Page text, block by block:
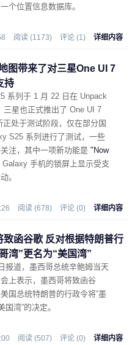
个位置信息数据库。
阅读 (1173) 评论 (1) 详细内容
图带来了对三星One UI 7
持
系列于 1 月 22 日在 Unpack
三星也正式推出了 One UI 7
处于测试阶段，仅在部分国
S25 系列进行了测试，一些
注，其中一项新功能是 "Now
手机的锁屏上显示受支
。
阅读 (678) 评论 (0) 详细内容
致函谷歌 反对根据特朗普行
湾”更名为“美国湾”
报道，墨西哥总统辛鲍姆当天
上表示，墨西哥将致函谷
国总统特朗普的行政令将“墨
国湾”的决定。
阅读 (507) 评论 (0) 详细内容